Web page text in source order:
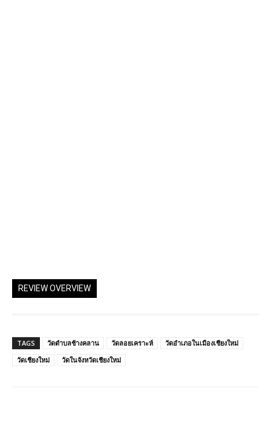
REVIEW OVERVIEW
TAGS วัดตำบลช้างคลาน วัดลอยเคราะห์
วัดอำเภอในเมืองเชียงใหม่
วัดเชียงใหม่
วัดในจังหวัดเชียงใหม่